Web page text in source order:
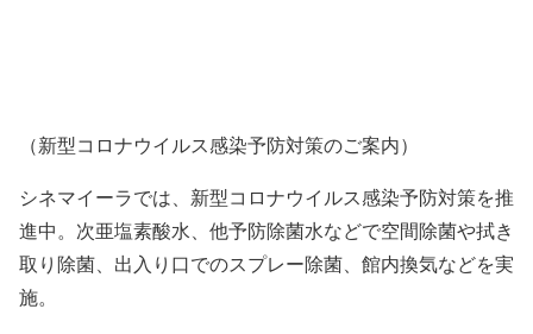
（新型コロナウイルス感染予防対策のご案内）
シネマイーラでは、新型コロナウイルス感染予防対策を推
進中。次亜塩素酸水、他予防除菌水などで空間除菌や拭き
取り除菌、出入り口でのスプレー除菌、館内換気などを実
施。